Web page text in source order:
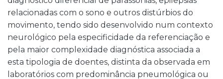
relacionadas com o sono e outros distúrbios do
movimento, tendo sido desenvolvido num contexto
neurológico pela especificidade da referenciação e
pela maior complexidade diagnóstica associada a
esta tipologia de doentes, distinta da observada em
laboratórios com predominância pneumológica ou